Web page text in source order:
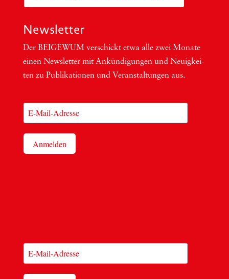
Newsletter
Der BEIGEWUM ver­schickt etwa alle zwei Mona­te
einen News­let­ter mit Ankün­di­gun­gen und Neu­ig­kei­
ten zu Publi­ka­tio­nen und Ver­an­stal­tun­gen aus.